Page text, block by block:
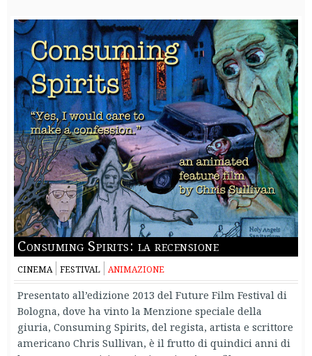
Consuming Spirits: la recensione
CINEMA FESTIVAL ANIMAZIONE
Presentato all’edizione 2013 del Future Film Festival di
Bologna, dove ha vinto la Menzione speciale della
giuria, Consuming Spirits, del regista, artista e scrittore
americano Chris Sullivan, è il frutto di quindici anni di